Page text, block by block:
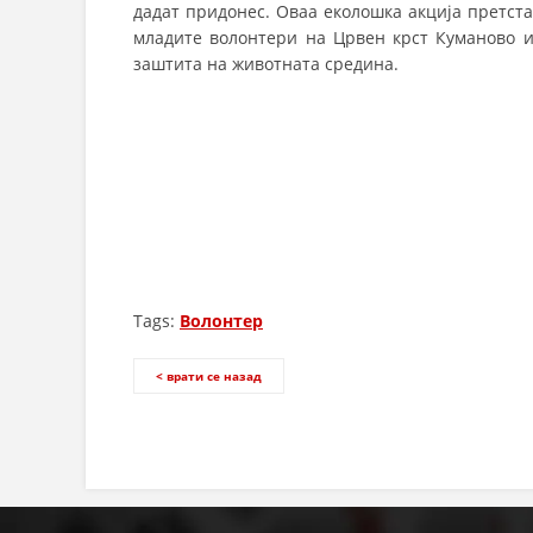
дадат придонес. Оваа еколошка акција
младите волонтери на Црвен крст Куманово
заштита на животната средина.
Tags: Волонтер
< врати се назад